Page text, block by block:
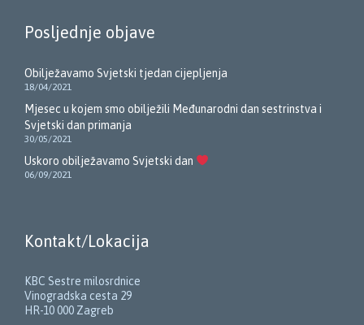
Posljednje objave
Obilježavamo Svjetski tjedan cijepljenja
18/04/2021
Mjesec u kojem smo obilježili Međunarodni dan sestrinstva i
Svjetski dan primanja
30/05/2021
Uskoro obilježavamo Svjetski dan
06/09/2021
Kontakt/Lokacija
KBC Sestre milosrdnice
Vinogradska cesta 29
HR-10 000 Zagreb